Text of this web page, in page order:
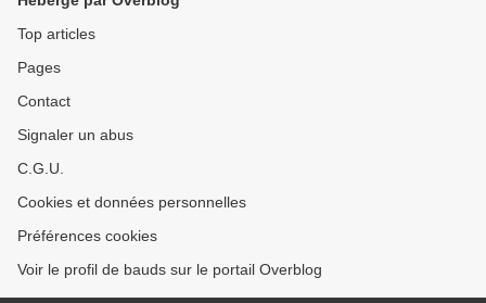
Top articles
Pages
Contact
Signaler un abus
C.G.U.
Cookies et données personnelles
Préférences cookies
Voir le profil de bauds sur le portail Overblog